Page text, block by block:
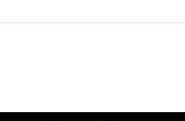
Redacción